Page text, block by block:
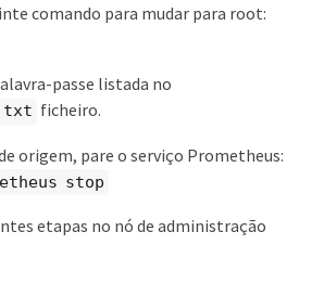
comando para mudar para root:
passe listada no
ficheiro.
origem, pare o serviço Prometheus:
stop
etapas no nó de administração